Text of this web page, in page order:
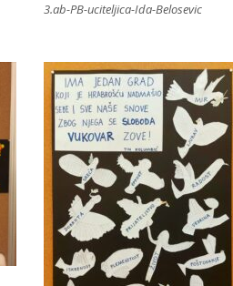
3.ab-PB-uciteljica-Ida-Belosevic